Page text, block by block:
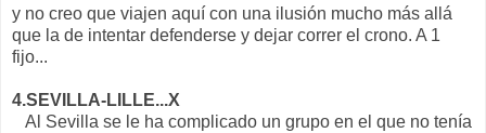
y no creo que viajen aquí con una ilusión mucho más allá
que la de intentar defenderse y dejar correr el crono. A 1
fijo...
4.SEVILLA-LILLE...X
Al Sevilla se le ha complicado un grupo en el que no tenía